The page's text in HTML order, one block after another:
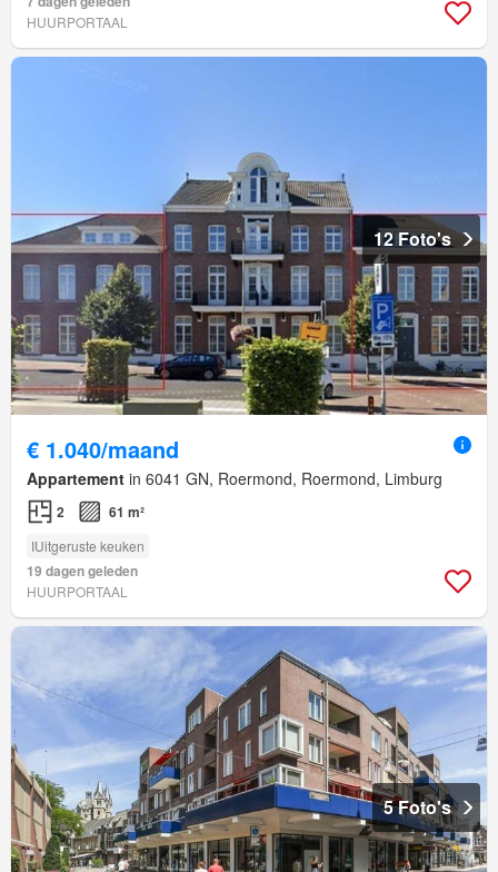
HUURPORTAAL
12 Foto's
€ 1.040/maand
Appartement in 6041 GN, Roermond, Roermond, Limburg
2 61 m²
IUitgeruste keuken
19 dagen geleden
HUURPORTAAL
5 Foto's